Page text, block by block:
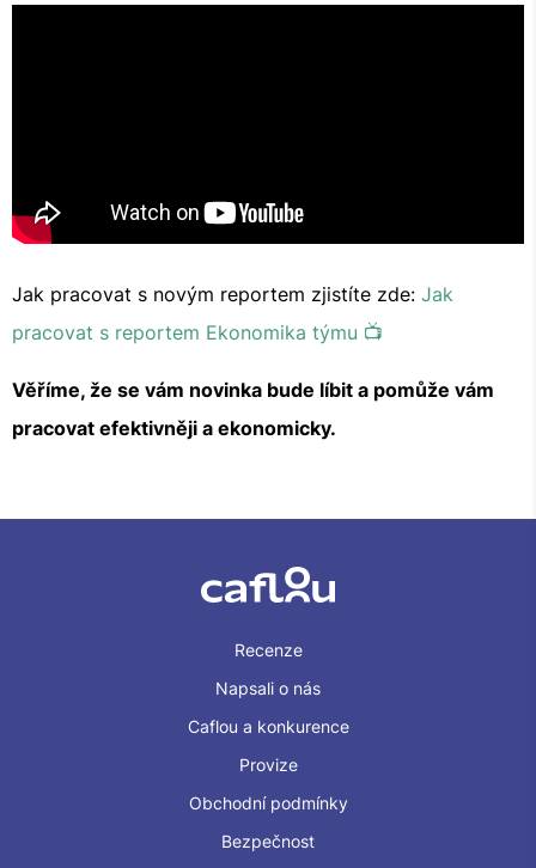
Jak pracovat s novým reportem zjistíte zde: Jak
pracovat s reportem Ekonomika týmu 📺
Věříme, že se vám novinka bude líbit a pomůže vám
pracovat efektivněji a ekonomicky.
Recenze
Napsali o nás
Caflou a konkurence
Provize
Obchodní podmínky
Bezpečnost